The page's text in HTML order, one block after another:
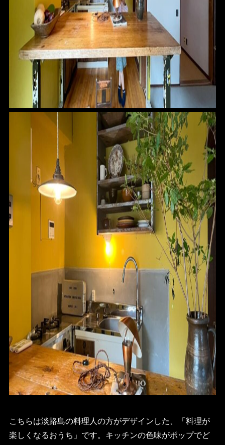
こちらは淡路島の料理人の方がデザインした、「料理が
楽しくなるおうち」です。キッチンの色味がポップでど